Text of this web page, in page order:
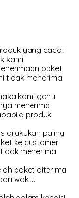
yang cacat
kami
paket
tidak menerima
kami ganti
menerima
produk
dilakukan paling
ke customer
menerima
paket diterima
waktu